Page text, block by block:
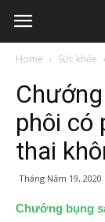
Home Sức khỏe
phôi có
thai
Tháng Năm 19, 2020
Chướng bụng